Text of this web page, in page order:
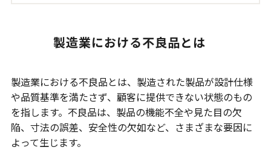
製造業における不良品とは
製造業における不良品とは、製造された製品が設計仕様
や品質基準を満たさず、顧客に提供できない状態のもの
を指します。不良品は、製品の機能不全や見た目の欠
陥、寸法の誤差、安全性の欠如など、さまざまな要因に
よって生じます。